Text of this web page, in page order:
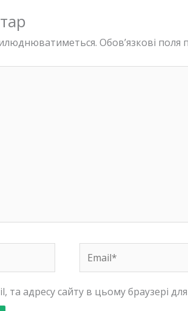
Обов’язкові поля
Email*
та адресу сайту в цьому браузері